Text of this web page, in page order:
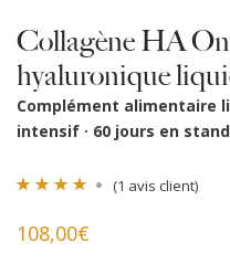
Collagène HA
hyaluronique
Complément alimentaire
intensif · 60 jours en
sur 5 basé
(1 avis client)
108,00€